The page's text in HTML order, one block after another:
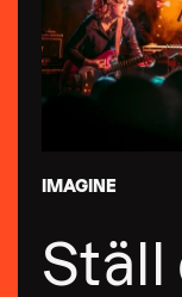
IMAGINE
Ställ